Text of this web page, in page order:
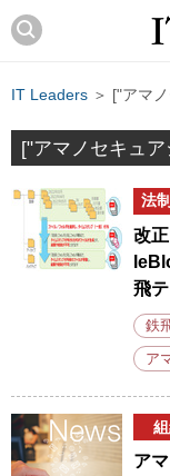
IT Leaders ＞ ["アマ
["アマノセキュ
法
改
飛
鉄
ア
ア